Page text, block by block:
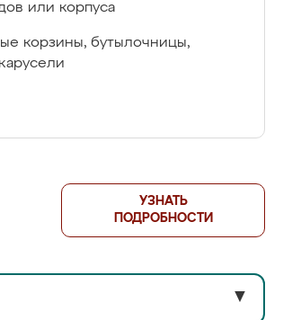
или корпуса
корзины, бутылочницы,
УЗНАТЬ
ПОДРОБНОСТИ
▼